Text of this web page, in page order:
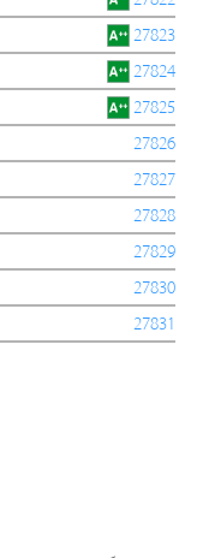
27823
27824
27825
27826
27827
27828
27829
27830
27831